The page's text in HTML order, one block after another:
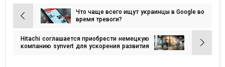
Навигация
по
записям
Что чаще всего ищут украинцы в Google во
время тревоги?
Hitachi соглашается приобрести немецкую
компанию synvert для ускорения развития